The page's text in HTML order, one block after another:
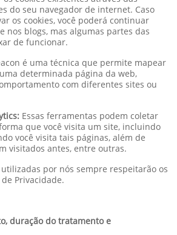
do seu navegador de internet. Caso
os cookies, você poderá continuar
nos blogs, mas algumas partes das
de funcionar.
é uma técnica que permite mapear
determinada página da web,
com diferentes sites ou
Essas ferramentas podem coletar
que você visita um site, incluindo
você visita tais páginas, além de
visitados antes, entre outras.
por nós sempre respeitarão os
Privacidade.
duração do tratamento e